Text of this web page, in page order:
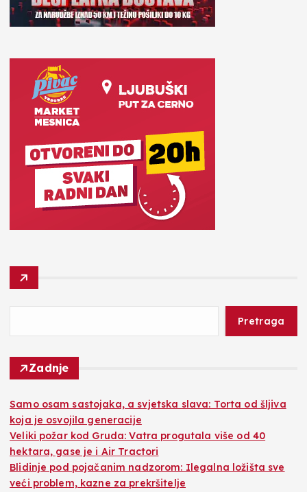
Pretraga
Zadnje
Samo osam sastojaka, a svjetska slava: Torta od šljiva
koja je osvojila generacije
Veliki požar kod Gruda: Vatra progutala više od 40
hektara, gase je i Air Tractori
Blidinje pod pojačanim nadzorom: Ilegalna ložišta sve
veći problem, kazne za prekršitelje